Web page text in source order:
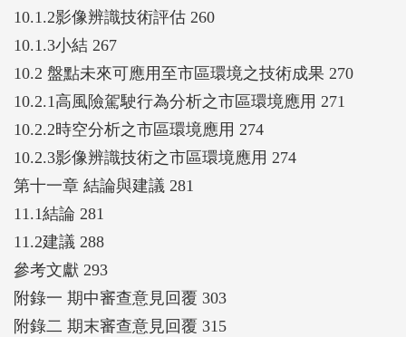
10.1.2影像辨識技術評估 260
10.1.3小結 267
10.2 盤點未來可應用至市區環境之技術成果 270
10.2.1高風險駕駛行為分析之市區環境應用 271
10.2.2時空分析之市區環境應用 274
10.2.3影像辨識技術之市區環境應用 274
第十一章 結論與建議 281
11.1結論 281
11.2建議 288
參考文獻 293
附錄一 期中審查意見回覆 303
附錄二 期末審查意見回覆 315